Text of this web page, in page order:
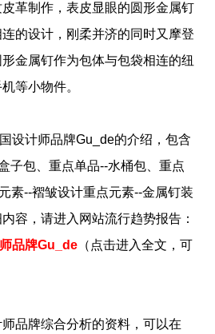
革制作，表皮显眼的圆形金属钉
的设计，刚柔并济的同时又摩登
金属钉作为包体与包袋相连的纽
等小物件。
设计师品牌Gu_de的介绍，包含
子包、重点单品--水桶包、重点
素--褶皱设计重点元素--金属钉装
容，请进入网站流行趋势报告：
品牌Gu_de （点击进入全文，可
品牌综合分析的资料，可以在